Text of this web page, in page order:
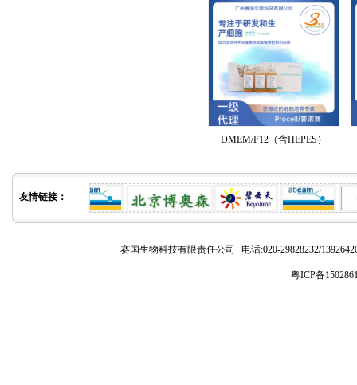
DMEM/F12（含HEPES）
友情链接：
赛国生物科技有限责任公司 电话:020-29828232/
粤ICP备